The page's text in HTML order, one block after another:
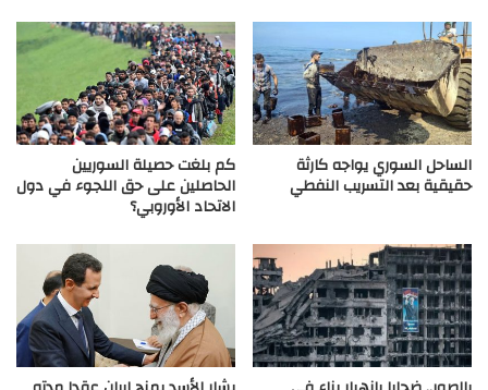
الساحل السوري يواجه كارثة
حقيقية بعد التسريب النفطي
كم بلغت حصيلة السوريين
الحاصلين على حق اللجوء في دول
الاتحاد الأوروبي؟